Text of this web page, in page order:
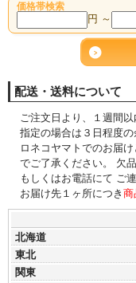
価格帯検索
円 ～
配送・送料について
ご注文日より、１週間
指定の場合は３日程度
ロネコヤマトでのお届
でご了承ください。 欠
もしくはお電話にて ご
お届け先１ヶ所につき 商
北海道
東北
関東